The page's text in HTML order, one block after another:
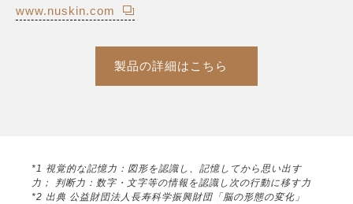
www.nuskin.com
製品の詳細はこちら
*1 視覚的な記憶力：図形を認識し、記憶してから思い出す
力； 判断力：数字・文字等の情報を認識し次の行動に移す力
*2 出典 公益財団法人長寿科学振興財団「脳の形態の変化」